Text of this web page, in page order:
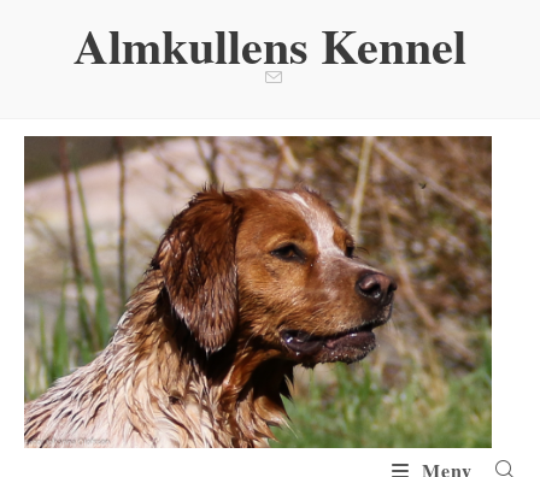
Almkullens Kennel
Meny